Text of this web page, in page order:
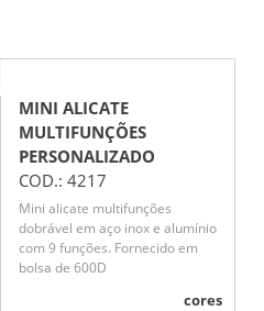
MINI ALICATE
MULTIFUNÇÕES
PERSONALIZADO
COD.: 4217
Mini alicate multifunções
dobrável em aço inox e alumínio
com 9 funções. Fornecido em
bolsa de 600D
cores